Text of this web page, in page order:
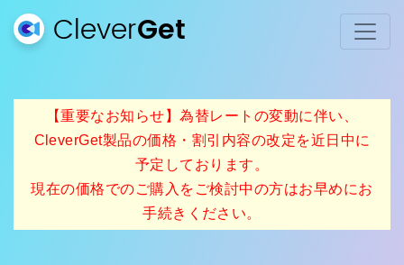
CleverGet
【重要なお知らせ】為替レートの変動に伴い、
CleverGet製品の価格・割引内容の改定を近日中に
予定しております。
現在の価格でのご購入をご検討中の方はお早めにお
手続きください。